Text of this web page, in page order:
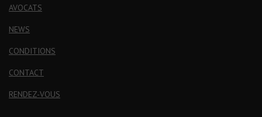
AVOCATS
NEWS
CONDITIONS
CONTACT
RENDEZ-VOUS